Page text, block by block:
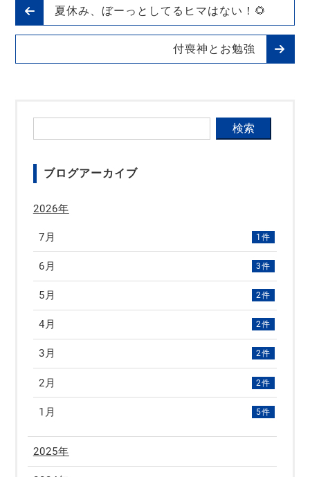
夏休み、ぼーっとしてるヒマはない！🌻
付喪神とお勉強
ブログアーカイブ
2026年
7月 1件
6月 3件
5月 2件
4月 2件
3月 2件
2月 2件
1月 5件
2025年